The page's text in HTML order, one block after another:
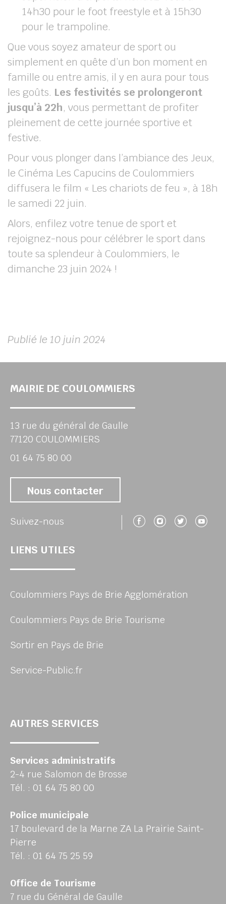
14h30 pour le foot freestyle et à 15h30
pour le trampoline.
Que vous soyez amateur de sport ou
simplement en quête d’un bon moment en
famille ou entre amis, il y en aura pour tous
les goûts. Les festivités se prolongeront
jusqu’à 22h, vous permettant de profiter
pleinement de cette journée sportive et
festive.
Pour vous plonger dans l’ambiance des Jeux,
le Cinéma Les Capucins de Coulommiers
diffusera le film « Les chariots de feu », à 18h
le samedi 22 juin.
Alors, enfilez votre tenue de sport et
rejoignez-nous pour célébrer le sport dans
toute sa splendeur à Coulommiers, le
dimanche 23 juin 2024 !
Publié le 10 juin 2024
MAIRIE DE COULOMMIERS
13 rue du général de Gaulle
77120 COULOMMIERS
01 64 75 80 00
Nous contacter
Suivez-nous Suivez-nous
Suivez-
LIENS UTILES
Coulommiers Pays de Brie Agglomération
Coulommiers Pays de Brie Tourisme
Sortir en Pays de Brie
Service-Public.fr
AUTRES SERVICES
Services administratifs
2-4 rue Salomon de Brosse
Tél. : 01 64 75 80 00
Police municipale
17 boulevard de la Marne ZA La Prairie Saint-
Pierre
Tél. : 01 64 75 25 59
Office de Tourisme
7 rue du Général de Gaulle